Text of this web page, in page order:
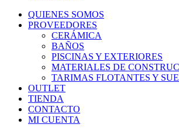
QUIENES SOMOS
PROVEEDORES
CERÁMICA
BAÑOS
PISCINAS Y EXTERIORES
MATERIALES DE
TARIMAS FLOTANTES Y
OUTLET
TIENDA
CONTACTO
MI CUENTA